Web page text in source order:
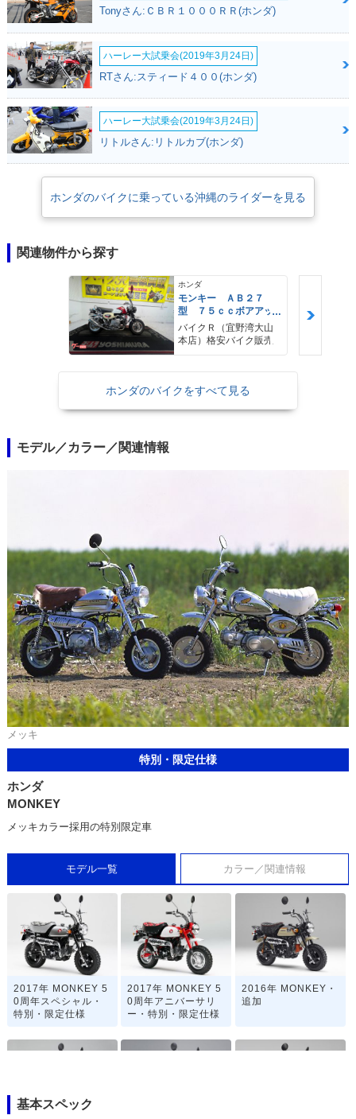
Tonyさん:ＣＢＲ１０００ＲＲ(ホンダ)
ハーレー大試乗会(2019年3月24日)
RTさん:スティード４００(ホンダ)
ハーレー大試乗会(2019年3月24日)
リトルさん:リトルカブ(ホンダ)
ホンダのバイクに乗っている沖縄のライダーを見る
関連物件から探す
ホンダ
モンキー ＡＢ２７
型 ７５ｃｃボアアッ
プ オイルクーラー
エアクリーナー ステ
ップ マフラー タコ
バイクＲ（宜野湾大山
本店）格安バイク販売
ホンダのバイクをすべて見る
モデル／カラー／関連情報
メッキ
特別・限定仕様
ホンダ
MONKEY
メッキカラー採用の特別限定車
モデル一覧 カラー／関連情報
2017年 MONKEY 5
0周年スペシャル・
特別・限定仕様
2017年 MONKEY 5
0周年アニバーサリ
ー・特別・限定仕様
2016年 MONKEY・
追加
基本スペック